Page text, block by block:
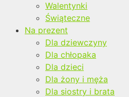
Walentynki
Świąteczne
Na prezent
Dla dziewczyny
Dla chłopaka
Dla dzieci
Dla żony i męża
Dla siostry i brata